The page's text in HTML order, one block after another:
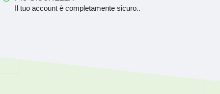
Il tuo account è completamente sicuro..